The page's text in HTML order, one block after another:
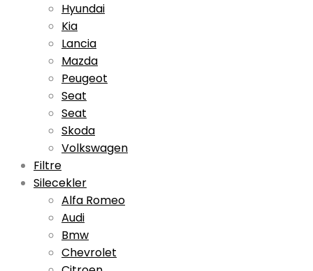
Hyundai
Kia
Lancia
Mazda
Peugeot
Seat
Seat
Skoda
Volkswagen
Filtre
Silecekler
Alfa Romeo
Audi
Bmw
Chevrolet